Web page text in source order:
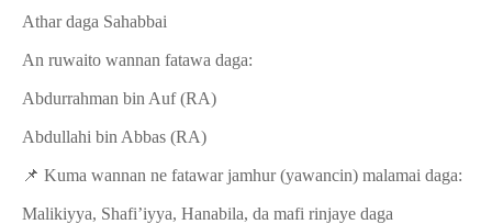
Athar daga Sahabbai
An ruwaito wannan fatawa daga:
Abdurrahman bin Auf (RA)
Abdullahi bin Abbas (RA)
📌 Kuma wannan ne fatawar jamhur (yawancin) malamai daga:
Malikiyya, Shafi’iyya, Hanabila, da mafi rinjaye daga